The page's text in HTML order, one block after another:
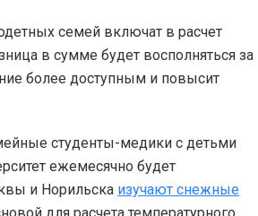
семей включат в расчет
в сумме будет восполняться за
более доступным и повысит
студенты-медики с детьми
ежемесячно будет
и Норильска изучают снежные
для расчета температурного